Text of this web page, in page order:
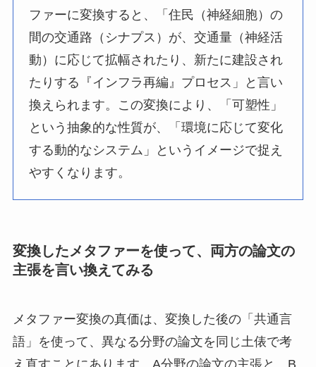
ファーに変換すると、「住民（神経細胞）の
間の交通路（シナプス）が、交通量（神経活
動）に応じて拡幅されたり、新たに建設され
たりする『インフラ再編』プロセス」と言い
換えられます。この変換により、「可塑性」
という抽象的な性質が、「環境に応じて変化
する動的なシステム」というイメージで捉え
やすくなります。
変換したメタファーを使って、両方の論文の
主張を言い換えてみる
メタファー変換の真価は、変換した後の「共通言
語」を使って、異なる分野の論文を同じ土俵で考
え直すことにあります。A分野の論文の主張と、B